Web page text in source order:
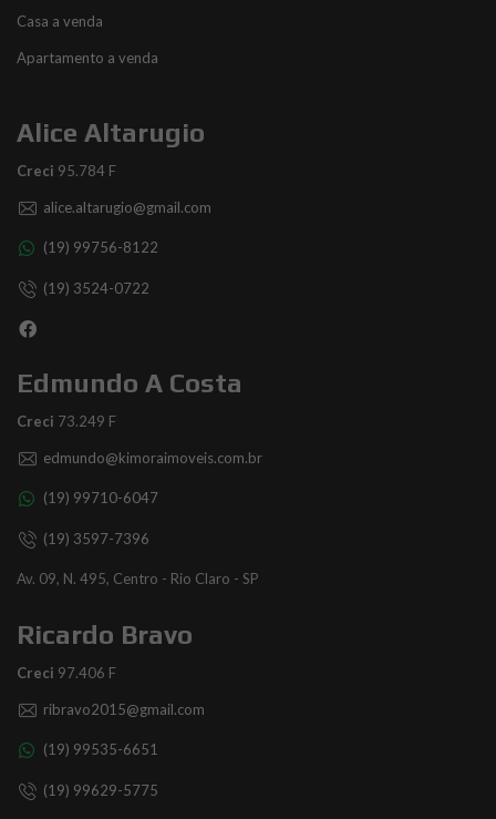
Casa a venda
Apartamento a venda
Alice Altarugio
Creci 95.784 F
alice.altarugio@gmail.com
(19) 99756-8122
(19) 3524-0722
Edmundo A Costa
Creci 73.249 F
edmundo@kimoraimoveis.com.br
(19) 99710-6047
(19) 3597-7396
Av. 09, N. 495, Centro - Rio Claro - SP
Ricardo Bravo
Creci 97.406 F
ribravo2015@gmail.com
(19) 99535-6651
(19) 99629-5775